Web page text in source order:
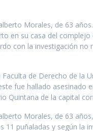
Morales, de 63
en su casa del complejo
con la investigación no
de Derecho de la
fue hallado asesinado
Quintana de la capital
Morales, de 63
11 puñaladas y según la